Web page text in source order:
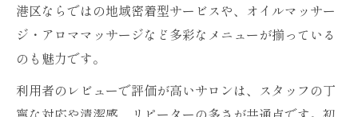
港区ならではの地域密着型サービスや、オイルマッサー
ジ・アロママッサージなど多彩なメニューが揃っている
のも魅力です。
利用者のレビューで評価が高いサロンは、スタッフの丁